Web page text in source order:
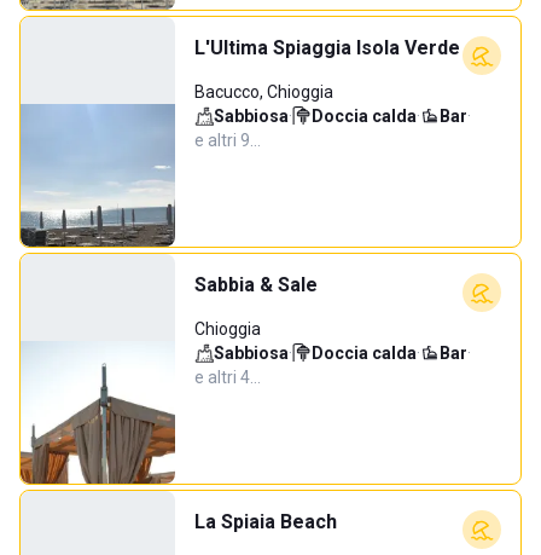
L'Ultima Spiaggia Isola Verde
Bacucco, Chioggia
Sabbiosa· Doccia calda· Bar·
e altri 9…
Sabbia & Sale
Chioggia
Sabbiosa· Doccia calda· Bar·
e altri 4…
La Spiaia Beach